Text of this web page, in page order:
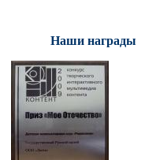
Наши награды